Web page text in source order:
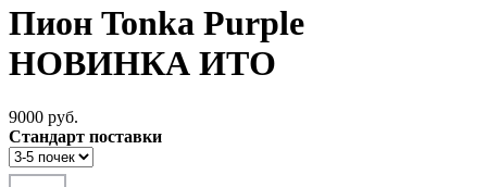
Пион Tonka Purple
НОВИНКА ИТО
9000 pуб.
Стандарт поставки